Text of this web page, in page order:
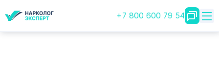
+7 800 600 79 54